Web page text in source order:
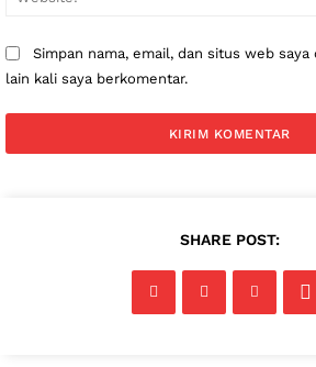
Simpan nama, email, dan situs web
lain kali saya berkomentar.
SHARE POST: